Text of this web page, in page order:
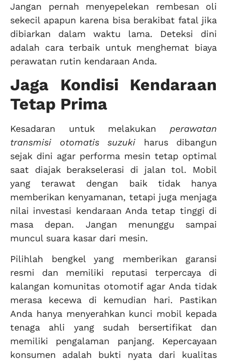
Jangan pernah menyepelekan rembesan oli
sekecil apapun karena bisa berakibat fatal jika
dibiarkan dalam waktu lama. Deteksi dini
adalah cara terbaik untuk menghemat biaya
perawatan rutin kendaraan Anda.
Jaga Kondisi Kendaraan
Tetap Prima
Kesadaran untuk melakukan perawatan
transmisi otomatis suzuki harus dibangun
sejak dini agar performa mesin tetap optimal
saat diajak berakselerasi di jalan tol. Mobil
yang terawat dengan baik tidak hanya
memberikan kenyamanan, tetapi juga menjaga
nilai investasi kendaraan Anda tetap tinggi di
masa depan. Jangan menunggu sampai
muncul suara kasar dari mesin.
Pilihlah bengkel yang memberikan garansi
resmi dan memiliki reputasi terpercaya di
kalangan komunitas otomotif agar Anda tidak
merasa kecewa di kemudian hari. Pastikan
Anda hanya menyerahkan kunci mobil kepada
tenaga ahli yang sudah bersertifikat dan
memiliki pengalaman panjang. Kepercayaan
konsumen adalah bukti nyata dari kualitas